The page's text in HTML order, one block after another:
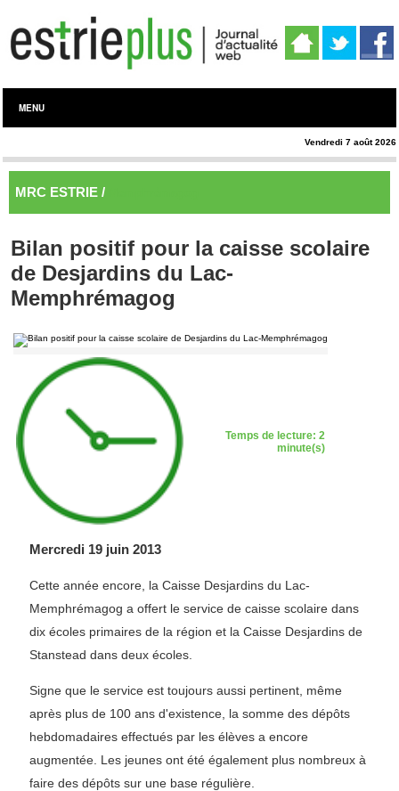
MENU
Vendredi 7 août 2026
MRC ESTRIE /
Bilan positif pour la caisse scolaire
de Desjardins du Lac-
Memphrémagog
Temps de lecture: 2
minute(s)
Mercredi 19 juin 2013
Cette année encore, la Caisse Desjardins du Lac-
Memphrémagog a offert le service de caisse scolaire dans
dix écoles primaires de la région et la Caisse Desjardins de
Stanstead dans deux écoles.
Signe que le service est toujours aussi pertinent, même
après plus de 100 ans d'existence, la somme des dépôts
hebdomadaires effectués par les élèves a encore
augmentée. Les jeunes ont été également plus nombreux à
faire des dépôts sur une base régulière.